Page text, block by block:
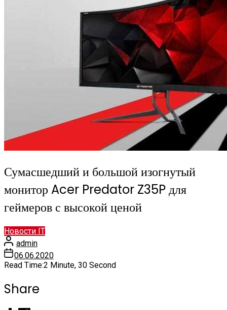
Сумасшедший и большой изогнутый
монитор Acer Predator Z35P для
геймеров с высокой ценой
Новости IT
admin
06.06.2020
Read Time:2 Minute, 30 Second
Share